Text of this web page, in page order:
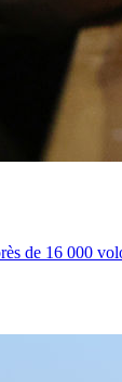
de 16 000